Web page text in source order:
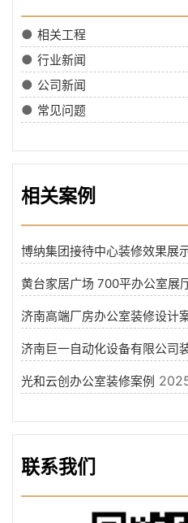
● 相关工程
● 行业新闻
● 公司新闻
● 常见问题
相关案例
博纳集团接待中心装修效果展
黄台家居广场 700平办公室展
济南高端厂房办公室装修设计
济南巨一自动化设备有限公司
光和云创办公室装修案例
联系我们